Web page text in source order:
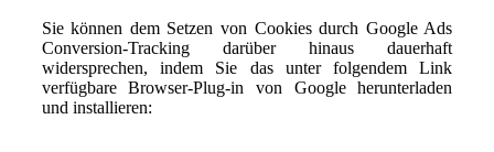
Sie können dem Setzen von Cookies durch Google Ads
Conversion-Tracking darüber hinaus dauerhaft
widersprechen, indem Sie das unter folgendem Link
verfügbare Browser-Plug-in von Google herunterladen
und installieren: